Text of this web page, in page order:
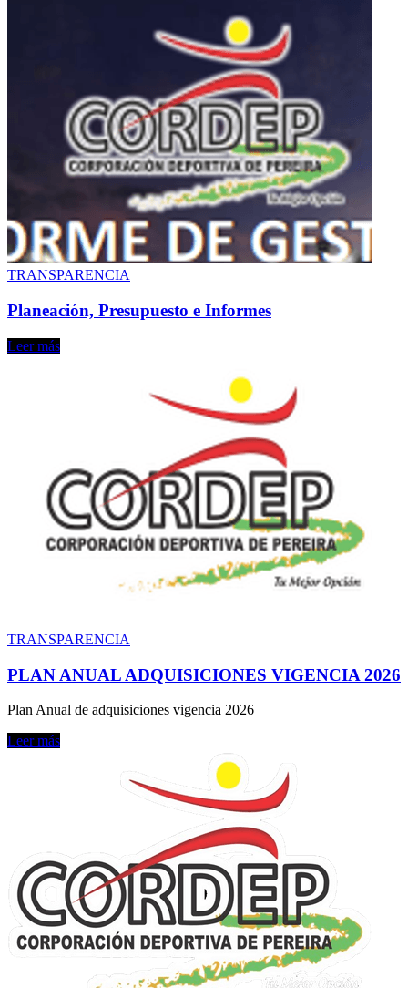
TRANSPARENCIA
Planeación, Presupuesto e Informes
Leer más
TRANSPARENCIA
PLAN ANUAL ADQUISICIONES VIGENCIA 2026
Plan Anual de adquisiciones vigencia 2026
Leer más